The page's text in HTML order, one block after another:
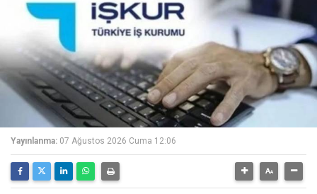
Yayınlanma: 07 Ağustos 2026 Cuma 12:06